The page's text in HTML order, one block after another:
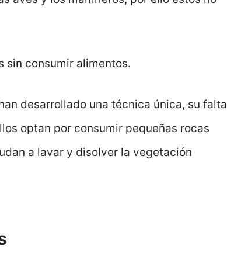
sin consumir alimentos.
desarrollado una técnica única, su falta
optan por consumir pequeñas rocas
a lavar y disolver la vegetación